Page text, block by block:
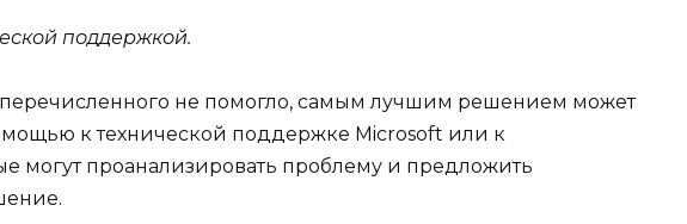
поддержкой.
не помогло, самым лучшим решением может
к технической поддержке Microsoft или к
могут проанализировать проблему и предложить